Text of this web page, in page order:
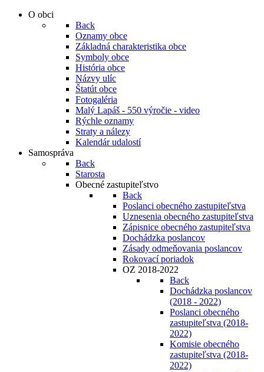
O obci
Back
Oznamy obce
Základná charakteristika obce
Symboly obce
História obce
Názvy ulíc
Štatút obce
Fotogaléria
Malý Lapáš - 550 výročie - video
Rýchle oznamy
Straty a nálezy
Kalendár udalostí
Samospráva
Back
Starosta
Obecné zastupiteľstvo
Back
Poslanci obecného zastupiteľstva
Uznesenia obecného zastupiteľstva
Zápisnice obecného zastupiteľstva
Dochádzka poslancov
Zásady odmeňovania poslancov
Rokovací poriadok
OZ 2018-2022
Back
Dochádzka poslancov
(2018 - 2022)
Poslanci obecného
zastupiteľstva (2018-
2022)
Komisie obecného
zastupiteľstva (2018-
2022)